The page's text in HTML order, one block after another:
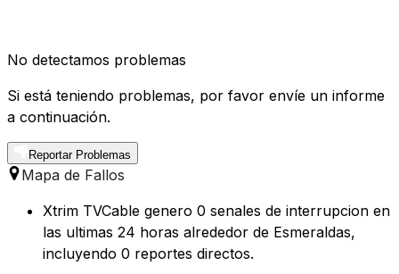
No detectamos problemas
Si está teniendo problemas, por favor envíe un informe
a continuación.
Reportar Problemas
Mapa de Fallos
Xtrim TVCable genero 0 senales de interrupcion en
las ultimas 24 horas alrededor de Esmeraldas,
incluyendo 0 reportes directos.